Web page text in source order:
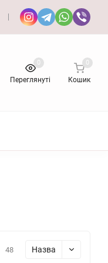
Переглянуті
0
Кошик
0
48 Назва